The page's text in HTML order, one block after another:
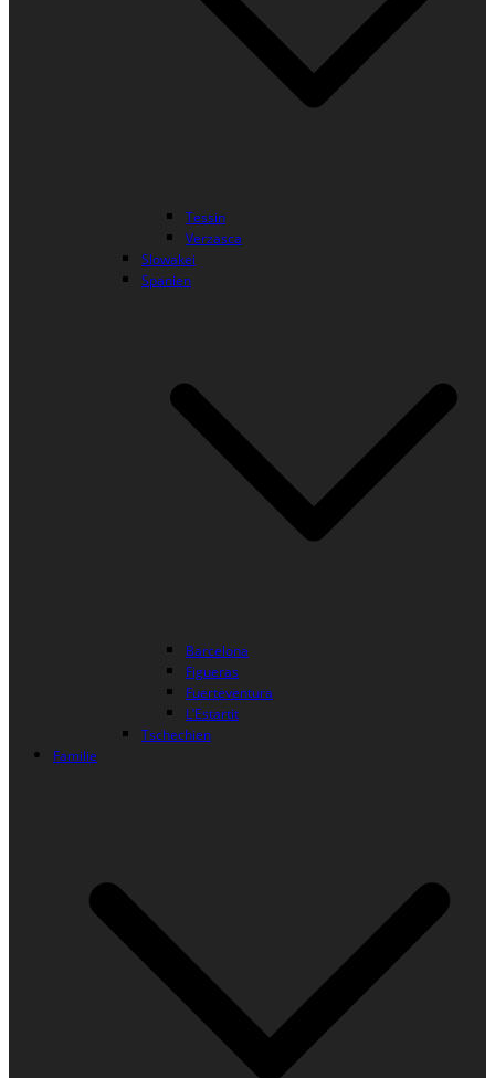
Tessin
Verzasca
Slowakei
Spanien
Barcelona
Figueras
Fuerteventura
L’Estartit
Tschechien
Familie